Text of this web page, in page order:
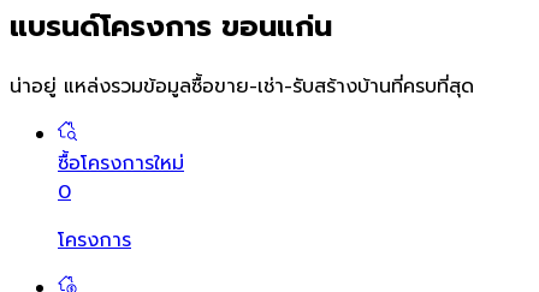
แบรนด์โครงการ ขอนแก่น
น่าอยู่ แหล่งรวมข้อมูลซื้อขาย-เช่า-รับสร้างบ้านที่ครบที่สุด
ซื้อโครงการใหม่
0
โครงการ